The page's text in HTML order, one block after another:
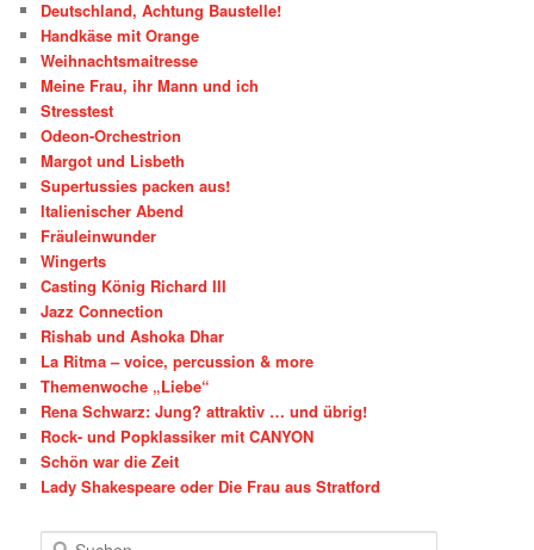
Deutschland, Achtung Baustelle!
Handkäse mit Orange
Weihnachtsmaitresse
Meine Frau, ihr Mann und ich
Stresstest
Odeon-Orchestrion
Margot und Lisbeth
Supertussies packen aus!
Italienischer Abend
Fräuleinwunder
Wingerts
Casting König Richard III
Jazz Connection
Rishab und Ashoka Dhar
La Ritma – voice, percussion & more
Themenwoche „Liebe“
Rena Schwarz: Jung? attraktiv … und übrig!
Rock- und Popklassiker mit CANYON
Schön war die Zeit
Lady Shakespeare oder Die Frau aus Stratford